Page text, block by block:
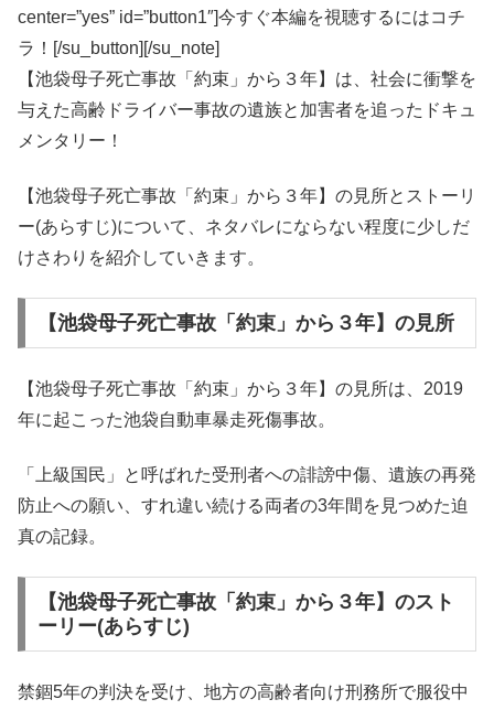
center=”yes” id=”button1″]今すぐ本編を視聴するにはコチ
ラ！[/su_button][/su_note]
【池袋母子死亡事故「約束」から３年】は、社会に衝撃を
与えた高齢ドライバー事故の遺族と加害者を追ったドキュ
メンタリー！
【池袋母子死亡事故「約束」から３年】の見所とストーリ
ー(あらすじ)について、ネタバレにならない程度に少しだ
けさわりを紹介していきます。
【池袋母子死亡事故「約束」から３年】の見所
【池袋母子死亡事故「約束」から３年】の見所は、2019
年に起こった池袋自動車暴走死傷事故。
「上級国民」と呼ばれた受刑者への誹謗中傷、遺族の再発
防止への願い、すれ違い続ける両者の3年間を見つめた迫
真の記録。
【池袋母子死亡事故「約束」から３年】のスト
ーリー(あらすじ)
禁錮5年の判決を受け、地方の高齢者向け刑務所で服役中